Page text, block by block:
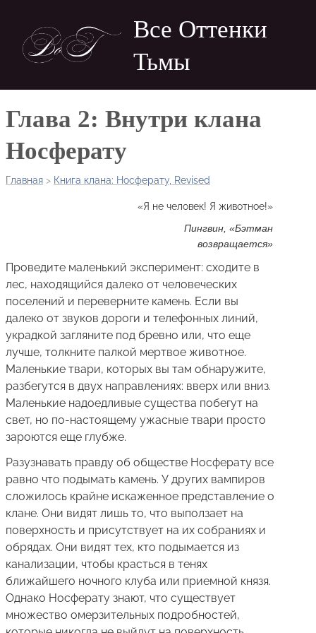
main
navigation
Все Оттенки
Тьмы
Глава 2: Внутри клана
Носферату
Главная > Книга клана: Носферату, Revised
«Я не человек! Я животное!»
Пингвин, «Бэтман
возвращается»
Проведите маленький эксперимент: сходите в
лес, находящийся далеко от человеческих
поселений и переверните камень. Если вы
далеко от звуков дороги и телефонных линий,
украдкой загляните под бревно или, что еще
лучше, толкните палкой мертвое животное.
Маленькие твари, которых вы там обнаружите,
разбегутся в двух направлениях: вверх или вниз.
Маленькие надоедливые существа побегут на
свет, но по-настоящему ужасные твари просто
зароются еще глубже.
Разузнавать правду об обществе Носферату все
равно что подымать камень. У других вампиров
сложилось крайне искаженное представление о
клане. Они видят лишь то, что выползает на
поверхность и присутствует на их собраниях и
обрядах. Они видят тех, кто подымается из
канализации, чтобы красться в тенях
ближайшего ночного клуба или приемной князя.
Однако Носферату знают, что существует
множество омерзительных подробностей,